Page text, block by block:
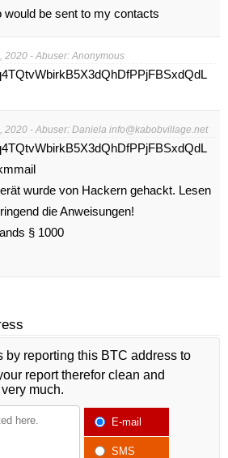
would be sent to my contacts
2020 - Abuser: Anonymous
2020 - Abuser: Danielainfo@kabobvillage.net
wurde von Hackern gehackt. Lesen
die Anweisungen!
§ 1000
by reporting this BTC address to
report therefor clean and
much.
E-mail
SMS